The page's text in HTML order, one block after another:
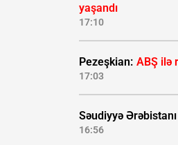
yaşandı
17:10
Pezeşkian: ABŞ ilə
17:03
Səudiyyə
16:56